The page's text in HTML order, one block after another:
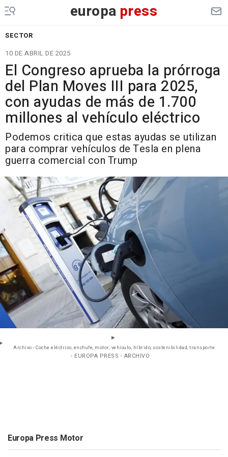
europa press
SECTOR
10 DE ABRIL DE 2025
El Congreso aprueba la prórroga
del Plan Moves III para 2025,
con ayudas de más de 1.700
millones al vehículo eléctrico
Podemos critica que estas ayudas se utilizan
para comprar vehículos de Tesla en plena
guerra comercial con Trump
Archivo - Coche eléctrico, enchufe, motor, vehículo, híbrido, sostenibilidad, transporte
- EUROPA PRESS - ARCHIVO
Europa Press Motor